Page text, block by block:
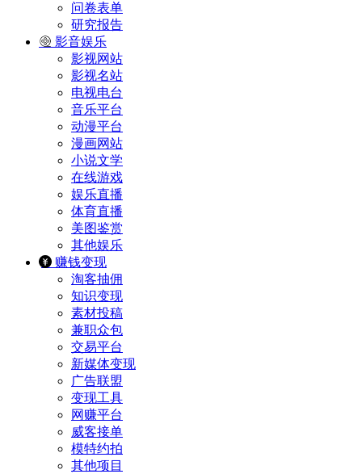
问卷表单
研究报告
影音娱乐
影视网站
影视名站
电视电台
音乐平台
动漫平台
漫画网站
小说文学
在线游戏
娱乐直播
体育直播
美图鉴赏
其他娱乐
赚钱变现
淘客抽佣
知识变现
素材投稿
兼职众包
交易平台
新媒体变现
广告联盟
变现工具
网赚平台
威客接单
模特约拍
其他项目